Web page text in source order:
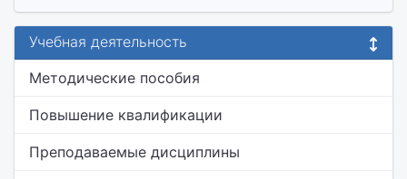
Учебная деятельность
Методические пособия
Повышение квалификации
Преподаваемые дисциплины